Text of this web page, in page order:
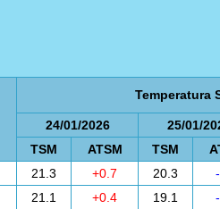
Temperatura
24/01/2026
25/01/
TSM
ATSM TSM
21.3 +0.7 20.3
21.1 +0.4 19.1